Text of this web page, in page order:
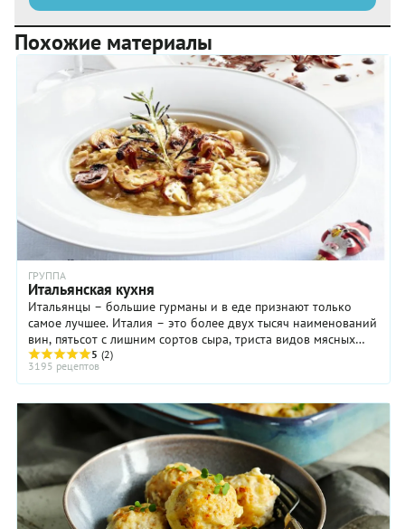
Похожие материалы
ГРУППА
Итальянская кухня
Итальянцы – большие гурманы и в еде признают только
самое лучшее. Италия – это более двух тысяч наименований
вин, пятьсот с лишним сортов сыра, триста видов мясных
изделий, несколько сотен ...
5 (2)
3195 рецептов